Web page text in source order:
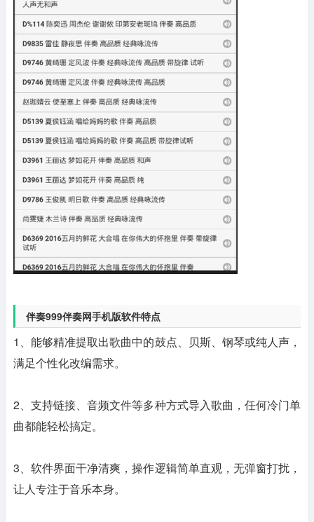
伴奏999伴奏网手机版软件特点
1、能够精准提取出歌曲中的鼓点、贝斯、钢琴或纯人声，
满足个性化改编需求。
2、支持链接、音频文件等多种方式导入歌曲，任何冷门单
曲都能轻松搞定。
3、软件界面干净清爽，操作逻辑简单直观，无弹窗打扰，
让人专注于音乐本身。